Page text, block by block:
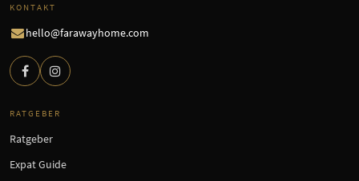
KONTAKT
hello@farawayhome.com
RATGEBER
Ratgeber
Expat Guide